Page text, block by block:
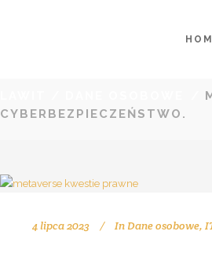
CYBERBEZPIECZEŃSTWO.
4 lipca 2023 In Dane osobowe,